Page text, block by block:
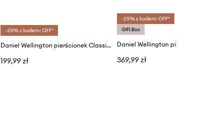
-25% z kodem: OFF*
Daniel Wellington pierścionek Classic Ring
199,99 zł
-25% z kodem: OFF*
Gift Box
Daniel Wellington
369,99 zł